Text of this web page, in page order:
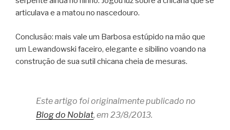
articulava e a matou no nascedouro.
Conclusão: mais vale um Barbosa estúpido na mão que
um Lewandowski faceiro, elegante e sibilino voando na
construção de sua sutil chicana cheia de mesuras.
Este artigo foi originalmente publicado no
Blog do Noblat, em 23/8/2013.